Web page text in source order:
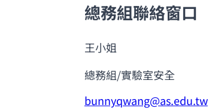
總務組聯絡窗口
王小姐
總務組/實驗室安全
bunnyqwang@as.edu.tw